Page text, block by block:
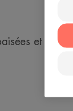
et